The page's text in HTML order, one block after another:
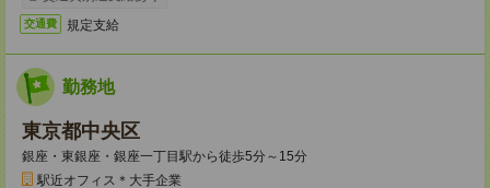
交通費 規定支給
勤務地
東京都中央区
銀座・東銀座・銀座一丁目駅から徒歩5分～15分
駅近オフィス＊大手企業